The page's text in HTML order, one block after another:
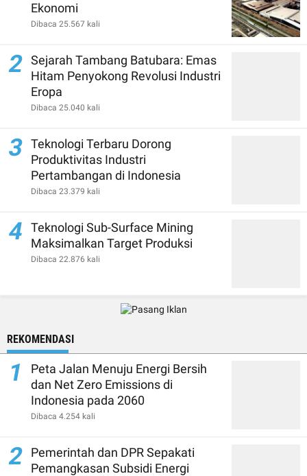
Ekonomi
Dibaca 25.567 kali
2 Sejarah Tambang Batubara: Emas
Hitam Penyokong Revolusi Industri
Eropa
Dibaca 25.040 kali
3 Teknologi Terbaru Dorong
Produktivitas Industri
Pertambangan di Indonesia
Dibaca 23.379 kali
4
Teknologi Sub-Surface Mining
Maksimalkan Target Produksi
Dibaca 22.876 kali
REKOMENDASI
1
Peta Jalan Menuju Energi Bersih
dan Net Zero Emissions di
Indonesia pada 2060
Dibaca 4.254 kali
2
Pemerintah dan DPR Sepakati
Pemangkasan Subsidi Energi